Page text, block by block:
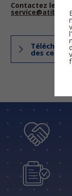
Contactez le
service@atib.fr
des